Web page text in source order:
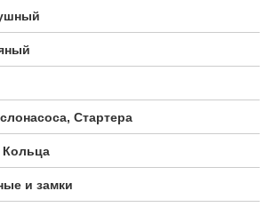
Стартера
и замки